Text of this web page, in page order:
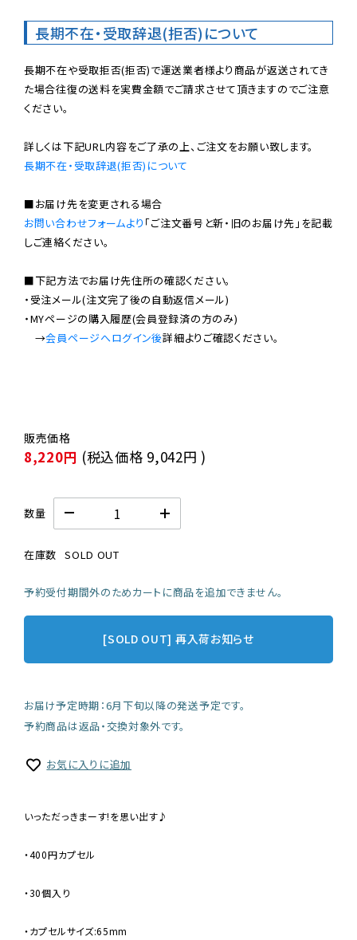
長期不在・受取辞退(拒否)について
長期不在や受取拒否(拒否)で運送業者様より商品が返送されてき
た場合往復の送料を実費金額でご請求させて頂きますのでご注意
ください。
長期不在・受取辞退(拒否)について
お問い合わせフォームより 「ご注文番号と新・旧のお届け先」を記載
しご連絡ください。
■下記方法でお届け先住所の確認ください。
・受注メール(注文完了後の自動返信メール)
・MYページの購入履歴(会員登録済の方のみ)
→会員ページへログイン後
8,220円 (税込価格 9,042円 )
数量
在庫数 SOLD OUT
予約受付期間外のためカートに商品を追加できません。
[SOLD OUT] 再入荷お知らせ
お届け予定時期：6月下旬以降の発送予定です。
予約商品は返品・交換対象外です。
お気に入りに追加
いっただっきまーす!を思い出す♪
・400円カプセル
・30個入り
・カプセルサイズ:65mm